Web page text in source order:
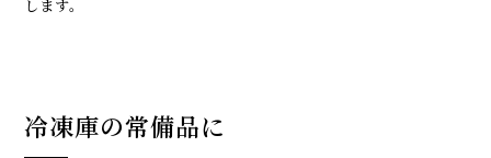
します。
冷凍庫の常備品に